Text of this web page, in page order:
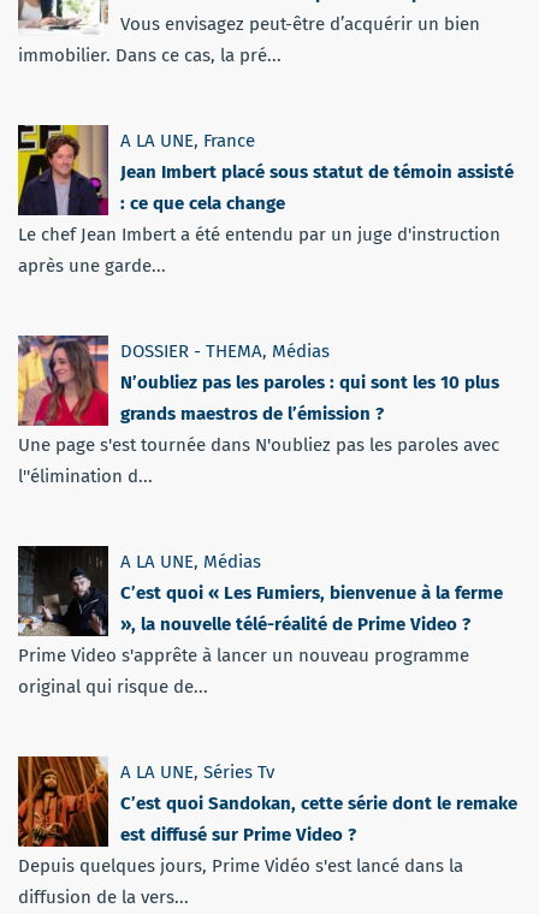
Vous envisagez peut-être d’acquérir un bien
immobilier. Dans ce cas, la pré...
A LA UNE, France
Jean Imbert placé sous statut de témoin assisté
: ce que cela change
Le chef Jean Imbert a été entendu par un juge d'instruction
après une garde...
DOSSIER - THEMA, Médias
N’oubliez pas les paroles : qui sont les 10 plus
grands maestros de l’émission ?
Une page s'est tournée dans N'oubliez pas les paroles avec
l''élimination d...
A LA UNE, Médias
C’est quoi « Les Fumiers, bienvenue à la ferme
», la nouvelle télé-réalité de Prime Video ?
Prime Video s'apprête à lancer un nouveau programme
original qui risque de...
A LA UNE, Séries Tv
C’est quoi Sandokan, cette série dont le remake
est diffusé sur Prime Video ?
Depuis quelques jours, Prime Vidéo s'est lancé dans la
diffusion de la vers...